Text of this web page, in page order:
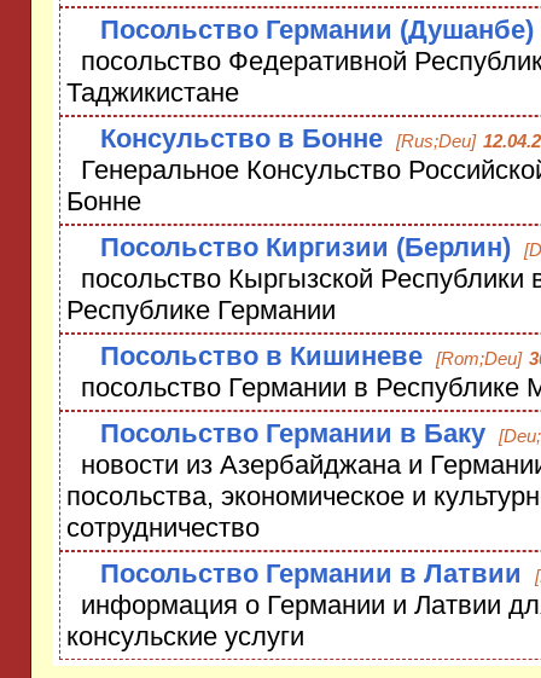
Посольство Германии (Душанбе)
посольство Федеративной
Таджикистане
Консульство в Бонне
[Rus;Deu]
Генеральное Консульство
Бонне
Посольство Киргизии (Берлин)
посольство Кыргызской Республики
Республике Германии
Посольство в Кишиневе
[Rom;Deu]
посольство Германии в Республике
Посольство Германии в Баку
новости из Азербайджана и
посольства, экономическое и
сотрудничество
Посольство Германии в Латвии
информация о Германии и Латвии
консульские услуги